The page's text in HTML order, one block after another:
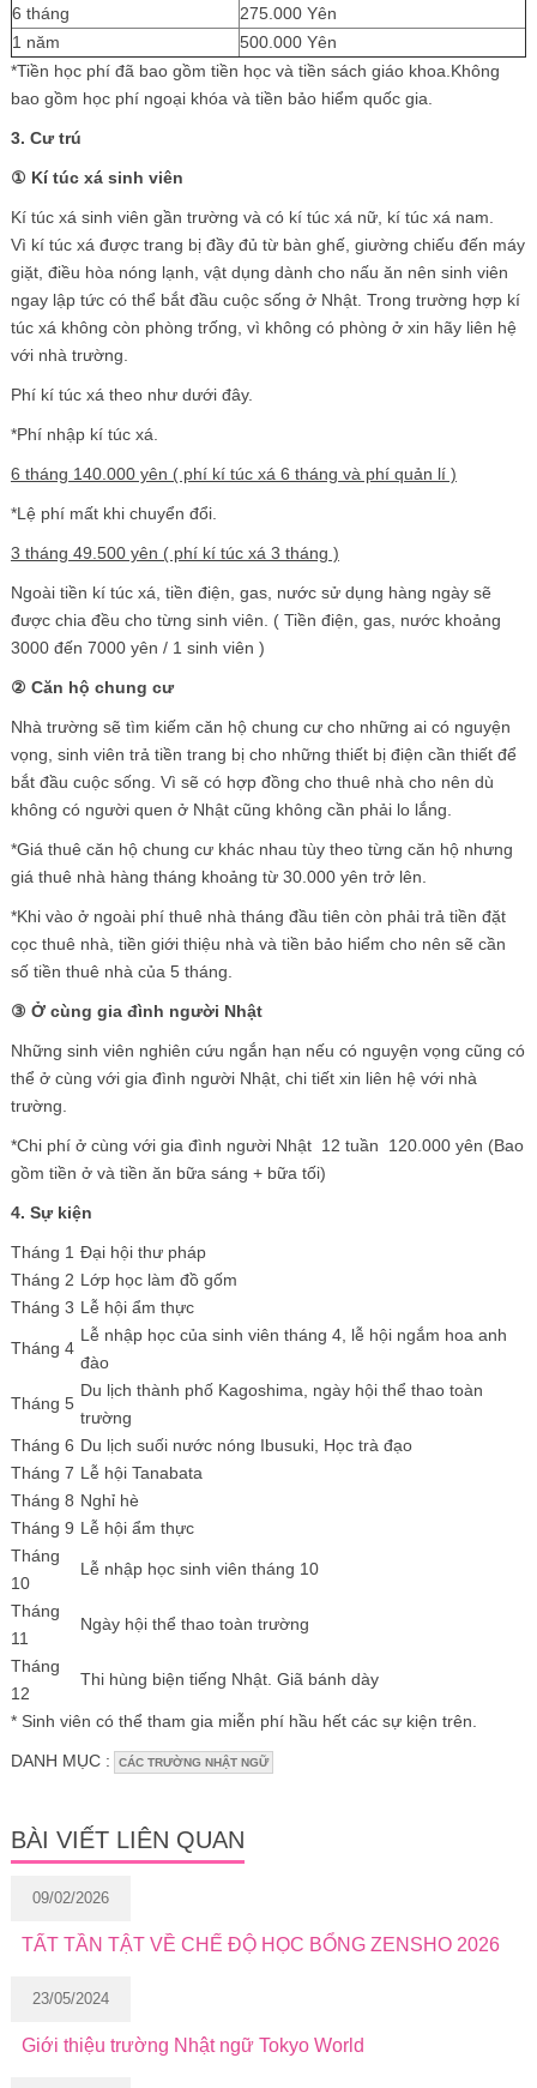
6 tháng
275.000 Yên
1 năm
500.000 Yên
*Tiền học phí đã bao gồm tiền học và tiền sách giáo khoa.Không
bao gồm học phí ngoại khóa và tiền bảo hiểm quốc gia.
3. Cư trú
① Kí túc xá sinh viên
Kí túc xá sinh viên gần trường và có kí túc xá nữ, kí túc xá nam.
Vì kí túc xá được trang bị đầy đủ từ bàn ghế, giường chiếu đến máy
giặt, điều hòa nóng lạnh, vật dụng dành cho nấu ăn nên sinh viên
ngay lập tức có thể bắt đầu cuộc sống ở Nhật. Trong trường hợp kí
túc xá không còn phòng trống, vì không có phòng ở xin hãy liên hệ
với nhà trường.
Phí kí túc xá theo như dưới đây.
*Phí nhập kí túc xá.
6 tháng 140.000 yên ( phí kí túc xá 6 tháng và phí quản lí )
*Lệ phí mất khi chuyển đổi.
3 tháng 49.500 yên ( phí kí túc xá 3 tháng )
Ngoài tiền kí túc xá, tiền điện, gas, nước sử dụng hàng ngày sẽ
được chia đều cho từng sinh viên. ( Tiền điện, gas, nước khoảng
3000 đến 7000 yên / 1 sinh viên )
② Căn hộ chung cư
Nhà trường sẽ tìm kiếm căn hộ chung cư cho những ai có nguyện
vọng, sinh viên trả tiền trang bị cho những thiết bị điện cần thiết để
bắt đầu cuộc sống. Vì sẽ có hợp đồng cho thuê nhà cho nên dù
không có người quen ở Nhật cũng không cần phải lo lắng.
*Giá thuê căn hộ chung cư khác nhau tùy theo từng căn hộ nhưng
giá thuê nhà hàng tháng khoảng từ 30.000 yên trở lên.
*Khi vào ở ngoài phí thuê nhà tháng đầu tiên còn phải trả tiền đặt
cọc thuê nhà, tiền giới thiệu nhà và tiền bảo hiểm cho nên sẽ cần
số tiền thuê nhà của 5 tháng.
③ Ở cùng gia đình người Nhật
Những sinh viên nghiên cứu ngắn hạn nếu có nguyện vọng cũng có
thể ở cùng với gia đình người Nhật, chi tiết xin liên hệ với nhà
trường.
*Chi phí ở cùng với gia đình người Nhật 12 tuần 120.000 yên (Bao
gồm tiền ở và tiền ăn bữa sáng + bữa tối)
4. Sự kiện
Tháng 1 Đại hội thư pháp
Tháng 2 Lớp học làm đồ gốm
Tháng 3 Lễ hội ẩm thực
Tháng 4
Lễ nhập học của sinh viên tháng 4, lễ hội ngắm hoa anh
đào
Tháng 5
Du lịch thành phố Kagoshima, ngày hội thể thao toàn
trường
Tháng 6 Du lịch suối nước nóng Ibusuki, Học trà đạo
Tháng 7 Lễ hội Tanabata
Tháng 8 Nghỉ hè
Tháng 9 Lễ hội ẩm thực
Tháng
10
Lễ nhập học sinh viên tháng 10
Tháng
11
Ngày hội thể thao toàn trường
Tháng
12
Thi hùng biện tiếng Nhật. Giã bánh dày
* Sinh viên có thể tham gia miễn phí hầu hết các sự kiện trên.
DANH MỤC : CÁC TRƯỜNG NHẬT NGỮ
BÀI VIẾT LIÊN QUAN
09/02/2026
TẤT TẦN TẬT VỀ CHẾ ĐỘ HỌC BỔNG ZENSHO 2026
23/05/2024
Giới thiệu trường Nhật ngữ Tokyo World